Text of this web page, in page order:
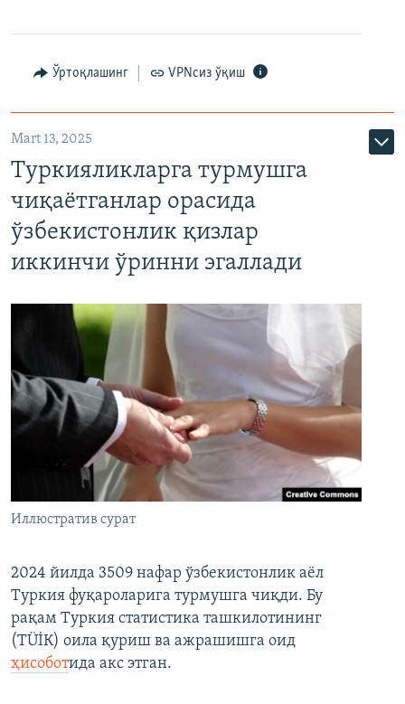
Ўртоқлашинг VPNсиз ўқиш
Mart 13, 2025
Туркияликларга турмушга
чиқаётганлар орасида
ўзбекистонлик қизлар
иккинчи ўринни эгаллади
Иллюстратив сурат
2024 йилда 3509 нафар ўзбекистонлик аёл
Туркия фуқароларига турмушга чиқди. Бу
рақам Туркия статистика ташкилотининг
(ТÜİК) оила қуриш ва ажрашишга оид
ҳисоботида акс этган.